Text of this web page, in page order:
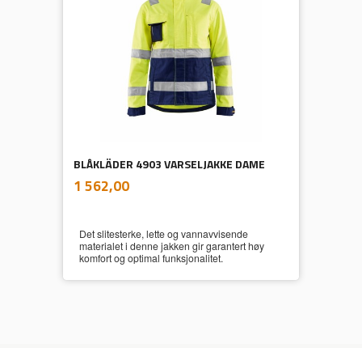
BLÅKLÄDER 4903 VARSELJAKKE DAME
Pris
1 562,00mva.
Det slitesterke, lette og vannavvisende
materialet i denne jakken gir garantert høy
komfort og optimal funksjonalitet.